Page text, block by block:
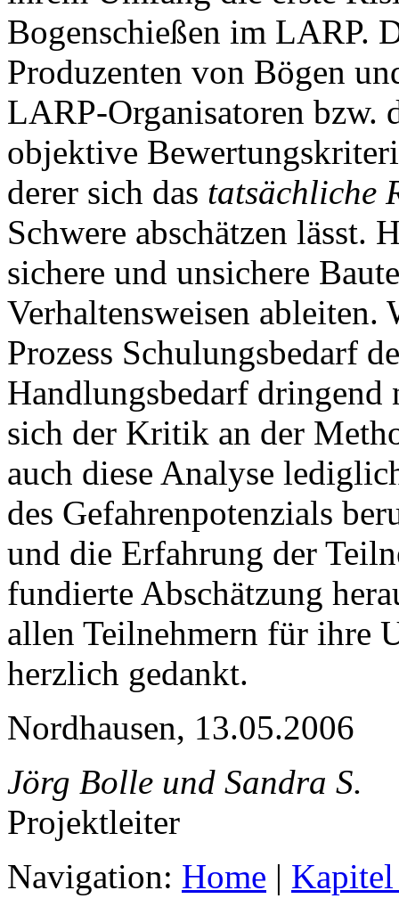
Bogenschießen im LARP.
Produzenten von Bögen
LARP-Organisatoren bzw.
objektive
derer sich das tatsächliche
Schwere abschätzen lässt.
sichere und unsichere
Verhaltensweisen ableiten.
Prozess Schulungsbedarf
Handlungsbedarf
sich der Kritik an der
auch diese Analyse
des Gefahrenpotenzials
und die Erfahrung der
fundierte Abschätzung
allen Teilnehmern für ihre
herzlich gedankt.
Nordhausen, 13.05.2006
Jörg Bolle und Sandra S.
Projektleiter
Navigation: Home |